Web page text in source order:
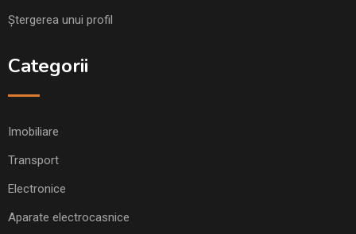
Ștergerea unui profil
Categorii
Imobiliare
Transport
Electronice
Aparate electrocasnice